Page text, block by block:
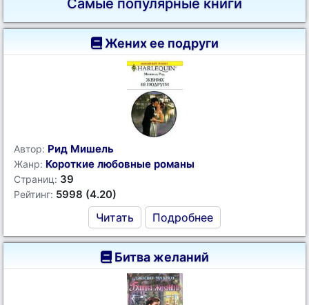
Самые популярные книги
Жених ее подруги
Автор: Рид Мишель
Жанр: Короткие любовные романы
Страниц: 39
Рейтинг: 5998 (4.20)
Читать Подробнее
Битва желаний